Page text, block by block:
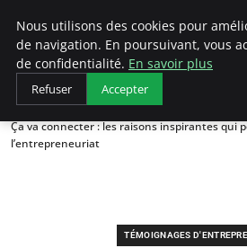
LECFCM
Accueil
Témoignages d'entrepreneurs
Ça va connecter : les raisons inspirantes qui
l’entrepreneuriat
TÉMOIGNAGES
Nous utilisons des cookies pour
de navigation. En poursuivant, vous
de confidentialité. En savoir plus
Refuser Accepter